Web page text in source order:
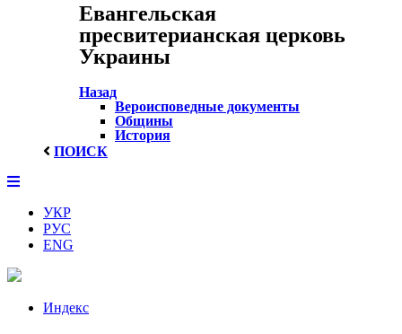
Евангельская
пресвитерианская церковь
Украины
Назад
Вероисповедные документы
Общины
История
ПОИСК
УКР
РУС
ENG
Индекс